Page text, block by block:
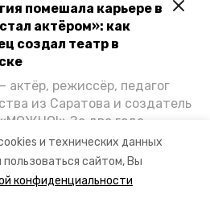
и технических данных
сайтом, Вы
конфиденциальности
помешала карьере в
актёром»: как
создал театр в
режиссёр, педагог
из Саратова и создатель
«МОЖНО!» За два года
восемь спектаклей,
О том, как стал
и собрал труппу,
«Портала
10 ноября 2024, 09:44
Инклюзивную
тренировку по боксу
провели в Пятигорске